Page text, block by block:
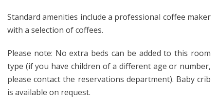
Standard amenities include a professional coffee maker
with a selection of coffees.
Please note: No extra beds can be added to this room
type (if you have children of a different age or number,
please contact the reservations department). Baby crib
is available on request.